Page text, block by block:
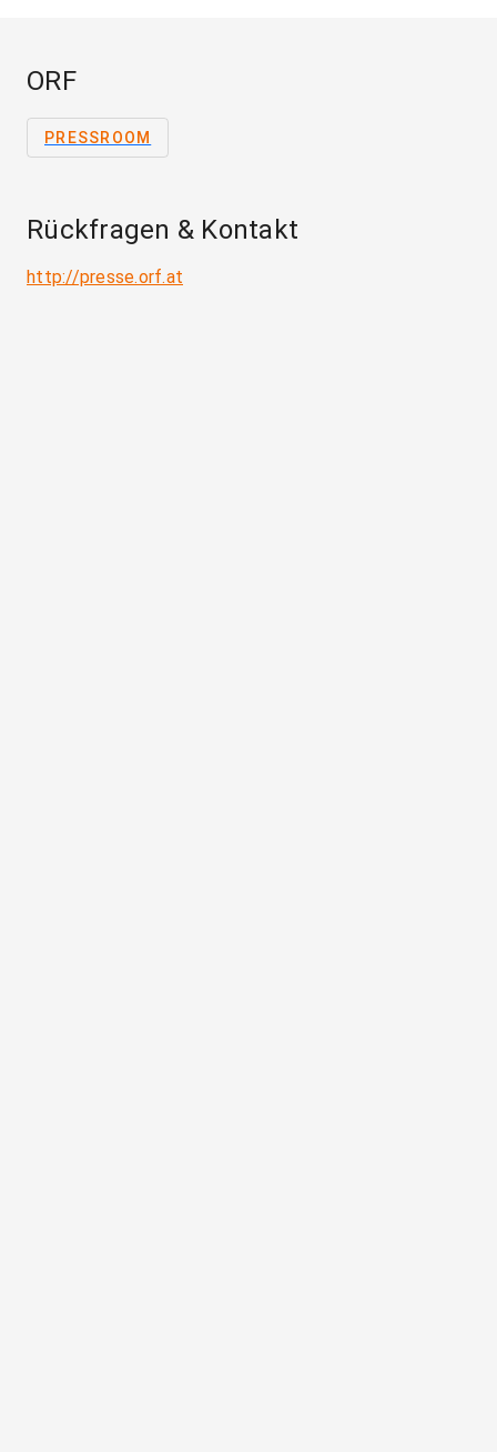
ORF
PRESSROOM
Rückfragen & Kontakt
http://presse.orf.at